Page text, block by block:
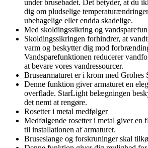
under brusebadet. Det betyder, at du
dig om pludselige
ubehagelige eller endda skadelige.
Med skoldingssikring og
Skoldingssikringen forhindrer, at
varm og beskytter dig mod
Vandsparefunktionen reducerer
at bevare vores vandressourcer.
Brusearmaturet er i krom med
Denne funktion giver armaturet en
overflade. StarLight belægningen
det nemt at rengøre.
Rosetter i metal medfølger
Medfølgende rosetter i metal giver en
til installationen af armaturet.
Bruseslange og forskruninger skal